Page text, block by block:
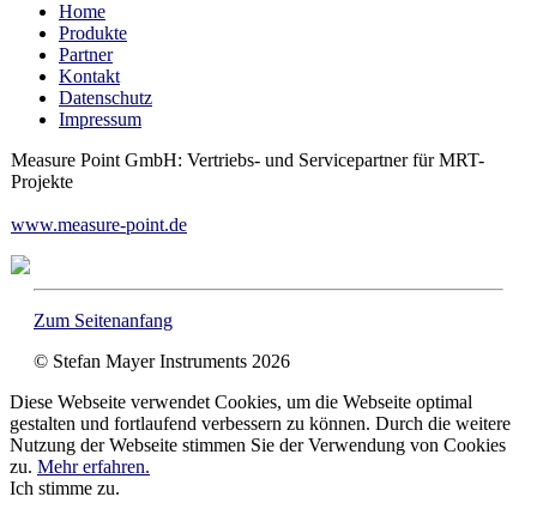
Home
Produkte
Partner
Kontakt
Datenschutz
Impressum
Measure Point GmbH: Vertriebs- und Servicepartner für MRT-
Projekte
www.measure-point.de
Zum Seitenanfang
© Stefan Mayer Instruments 2026
Diese Webseite verwendet Cookies, um die Webseite optimal
gestalten und fortlaufend verbessern zu können. Durch die weitere
Nutzung der Webseite stimmen Sie der Verwendung von Cookies
zu. Mehr erfahren.
Ich stimme zu.